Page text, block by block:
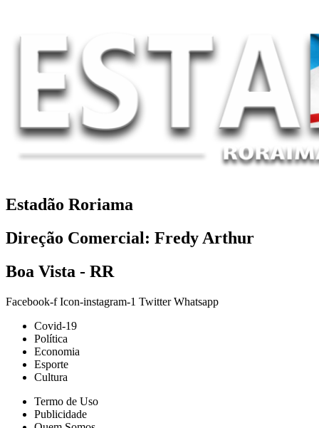
Estadão Roriama
Direção Comercial: Fredy Arthur
Boa Vista - RR
Facebook-f Icon-instagram-1 Twitter Whatsapp
Covid-19
Política
Economia
Esporte
Cultura
Termo de Uso
Publicidade